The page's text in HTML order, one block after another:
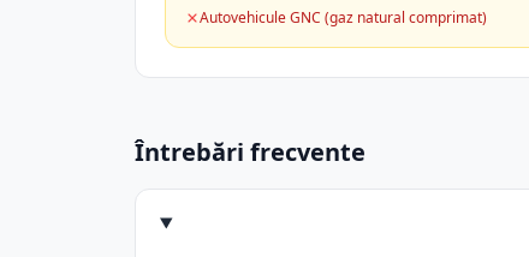
Autovehicule GNC (gaz natural comprimat)
Întrebări frecvente